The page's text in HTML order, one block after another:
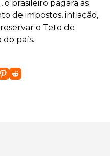
o brasileiro pagará as
de impostos, inflação,
o Teto de
país.